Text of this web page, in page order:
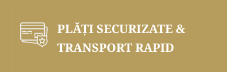
PLĂŢI SECURIZATE &
TRANSPORT RAPID